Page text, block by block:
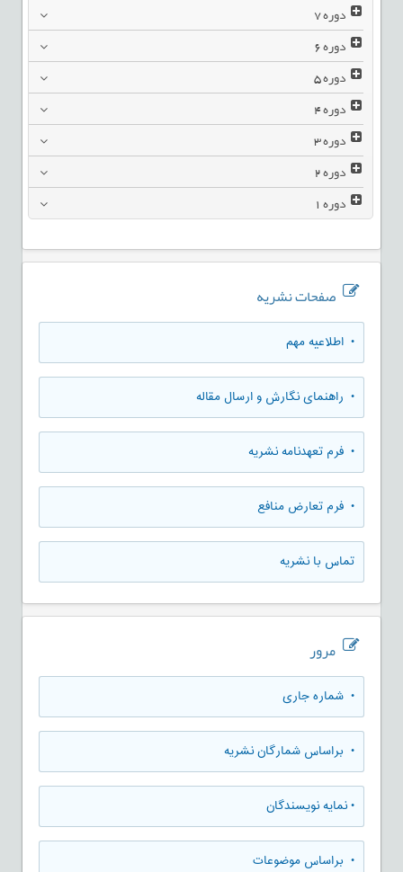
دوره7
دوره6
دوره5
دوره4
دوره3
دوره2
دوره1
صفحات نشریه
• اطلاعیه مهم
• راهنمای نگارش و ارسال مقاله
• فرم تعهدنامه نشریه
• فرم تعارض منافع
تماس با نشریه
مرور
• شماره جاری
• براساس شمارگان نشریه
•نمایه نویسندگان
• براساس موضوعات